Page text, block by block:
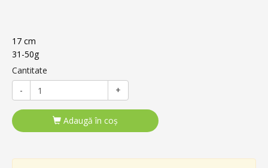
17 cm
31-50g
Cantitate
-
+
Adaugă în coş